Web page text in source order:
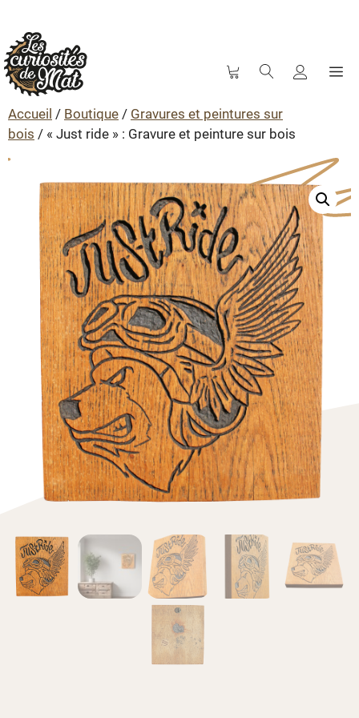
Aller
au
contenu
Accueil / Boutique / Gravures et peintures sur
bois / « Just ride » : Gravure et peinture sur bois